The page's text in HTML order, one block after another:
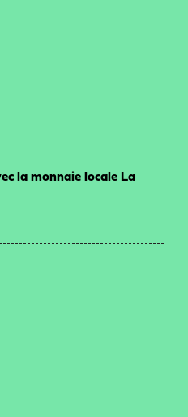
la monnaie locale La